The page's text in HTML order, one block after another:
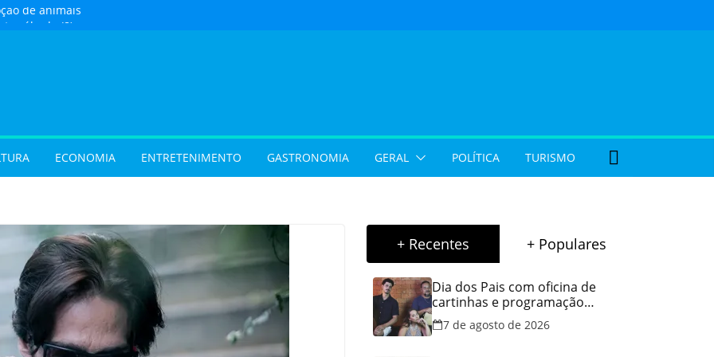
de animais
cresce no
e grandes
sobrenome após o
exigir atualização dos
dos filhos para evitar
ECONOMIA ENTRETENIMENTO GASTRONOMIA GERAL POLÍTICA TURISMO
+ Recentes + Populares
Dia dos Pais com oficina de
cartinhas e programação
musical gratuita em Aparecida
de Goiânia
7 de agosto de 2026